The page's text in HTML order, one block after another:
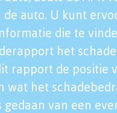
auto. U kunt
die te
het
rapport de positie
wat het
van een